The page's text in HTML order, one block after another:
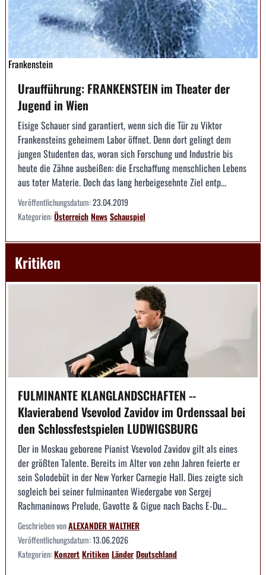
Frankenstein
Uraufführung: FRANKENSTEIN im Theater der
Jugend in Wien
Eisige Schauer sind garantiert, wenn sich die Tür zu Viktor
Frankensteins geheimem Labor öffnet. Denn dort gelingt dem
jungen Studenten das, woran sich Forschung und Industrie bis
heute die Zähne ausbeißen: die Erschaffung menschlichen Lebens
aus toter Materie. Doch das lang herbeigesehnte Ziel entp...
Veröffentlichungsdatum:23.04.2019
Kategorien:ÖsterreichNewsSchauspiel
Kritiken
FULMINANTE KLANGLANDSCHAFTEN --
Klavierabend Vsevolod Zavidov im Ordenssaal bei
den Schlossfestspielen LUDWIGSBURG
Der in Moskau geborene Pianist Vsevolod Zavidov gilt als eines
der größten Talente. Bereits im Alter von zehn Jahren feierte er
sein Solodebüt in der New Yorker Carnegie Hall. Dies zeigte sich
sogleich bei seiner fulminanten Wiedergabe von Sergej
Rachmaninows Prelude, Gavotte & Gigue nach Bachs E-Du...
Geschrieben vonALEXANDER WALTHER
Veröffentlichungsdatum:13.06.2026
Kategorien:KonzertKritikenLänderDeutschland